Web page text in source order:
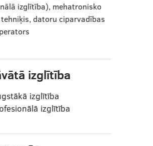
izglītība), mehatronisko
datoru ciparvadības
izglītība
izglītība
izglītība